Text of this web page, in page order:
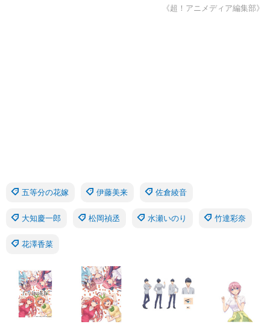
《超！アニメディア編集部》
五等分の花嫁 伊藤美来 佐倉綾音
大知慶一郎 松岡禎丞 水瀬いのり 竹達彩奈
花澤香菜